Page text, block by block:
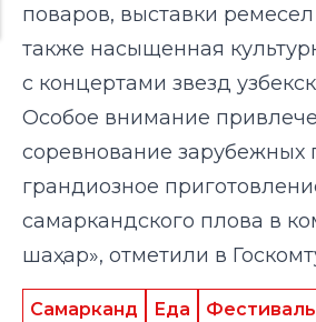
поваров, выставки
также насыщенная
с концертами звезд
Особое внимание
соревнование зарубежных
грандиозное
самаркандского плова в
шаҳар», отметили в
Самарканд Еда Фестиваль